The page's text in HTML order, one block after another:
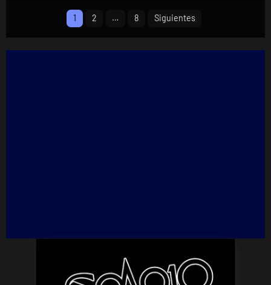
Paginación
1 2 … 8 Siguientes